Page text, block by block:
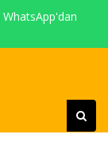
WhatsApp'dan